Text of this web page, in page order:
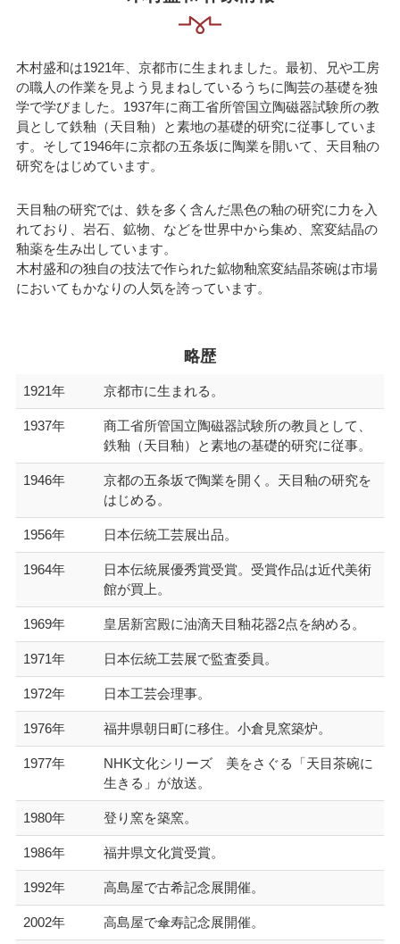
木村盛和は1921年、京都市に生まれました。最初、兄や工房
の職人の作業を見よう見まねしているうちに陶芸の基礎を独
学で学びました。1937年に商工省所管国立陶磁器試験所の教
員として鉄釉（天目釉）と素地の基礎的研究に従事していま
す。そして1946年に京都の五条坂に陶業を開いて、天目釉の
研究をはじめています。
天目釉の研究では、鉄を多く含んだ黒色の釉の研究に力を入
れており、岩石、鉱物、などを世界中から集め、窯変結晶の
釉薬を生み出しています。
木村盛和の独自の技法で作られた鉱物釉窯変結晶茶碗は市場
においてもかなりの人気を誇っています。
略歴
1921年 京都市に生まれる。
1937年
商工省所管国立陶磁器試験所の教員として、
鉄釉（天目釉）と素地の基礎的研究に従事。
1946年
京都の五条坂で陶業を開く。天目釉の研究を
はじめる。
1956年 日本伝統工芸展出品。
1964年
日本伝統展優秀賞受賞。受賞作品は近代美術
館が買上。
1969年 皇居新宮殿に油滴天目釉花器2点を納める。
1971年 日本伝統工芸展で監査委員。
1972年 日本工芸会理事。
1976年 福井県朝日町に移住。小倉見窯築炉。
1977年
NHK文化シリーズ 美をさぐる「天目茶碗に
生きる」が放送。
1980年 登り窯を築窯。
1986年 福井県文化賞受賞。
1992年 高島屋で古希記念展開催。
2002年 高島屋で傘寿記念展開催。